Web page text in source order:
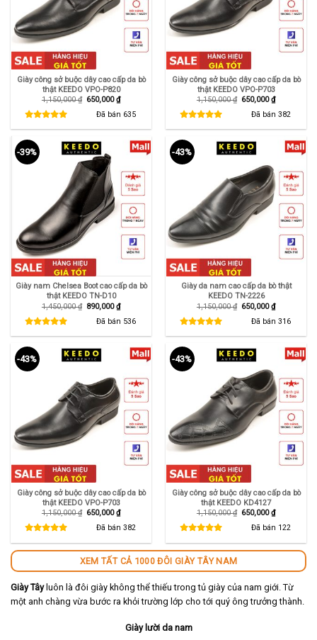
Giày công sở buộc dây cao cấp da bò
thật KEEDO VPO-P820
1,150,000₫ Giá
1,150,000 ₫.
650,000₫Giá
hiện
tại
là:
650,000 ₫.
Đã bán 635
Giày công sở buộc dây cao cấp da bò
thật KEEDO VPO-P703
1,150,000₫ Giá
1,150,000 ₫.
650,000₫Giá
hiện
tại
là:
650,000 ₫.
Đã bán 382
-39%
Giày nam Chelsea Boot cao cấp da bò
thật KEEDO TN-D10
1,450,000₫ Giá
1,450,000 ₫.
890,000₫Giá
hiện
tại
là:
Đã bán 536
-43%
Giày da nam cao cấp da bò thật
KEEDO TN-2226
1,150,000₫ Giá
1,150,000 ₫.
650,000₫Giá
hiện
tại
là:
Đã bán 316
-43%
Giày công sở buộc dây cao cấp da bò
thật KEEDO VPO-P703
1,150,000₫ Giá
650,000₫Giá
hiện
tại
Đã bán 382
-43%
Giày công sở buộc dây cao cấp da bò
thật KEEDO KD4127
1,150,000₫ Giá
650,000₫Giá
hiện
tại
Đã bán 122
XEM TẤT CẢ 1000 ĐÔI GIÀY TÂY NAM
Giày Tâyluôn là đôi giày không thể thiếu trong tủ giày của nam giới. Từ
một anh chàng vừa bước ra khỏi trường lớp cho tới quý ông trưởng thành.
Giày lười da nam